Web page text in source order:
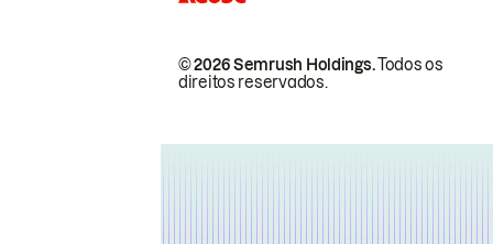
© 2026 Semrush Holdings.Todos os
direitos reservados.